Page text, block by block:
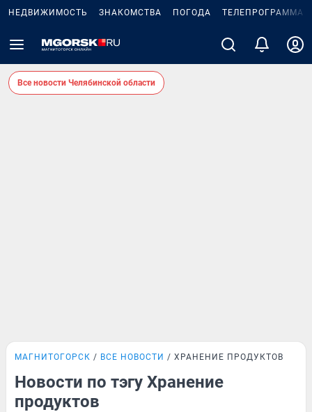
НЕДВИЖИМОСТЬ ЗНАКОМСТВА ПОГОДА ТЕЛЕПРОГРАММА
Все новости Челябинской области
МАГНИТОГОРСК ВСЕ НОВОСТИ ХРАНЕНИЕ ПРОДУКТОВ
Новости по тэгу Хранение
продуктов